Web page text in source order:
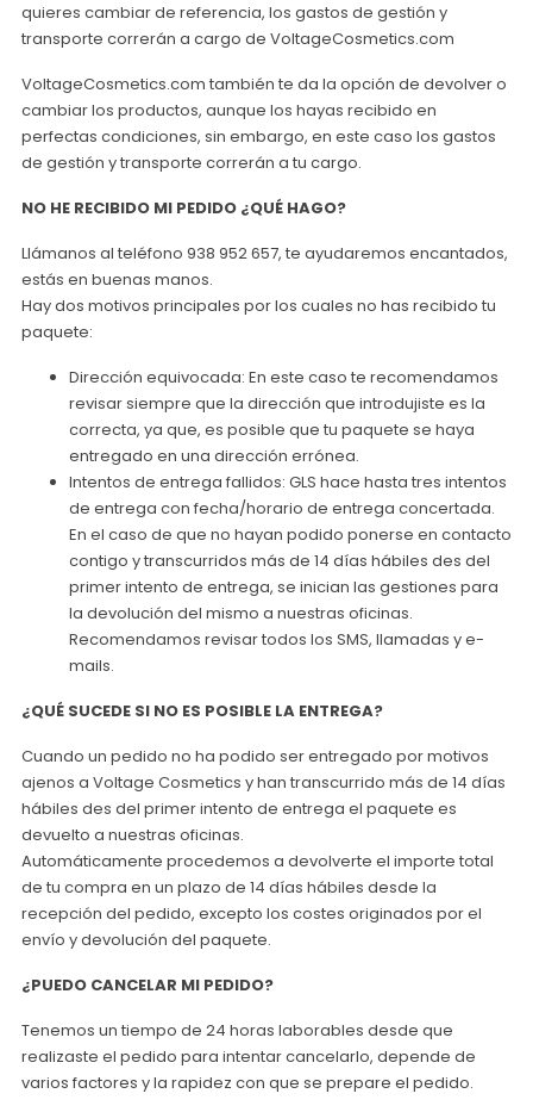
quieres cambiar de referencia, los gastos de gestión y
transporte correrán a cargo de VoltageCosmetics.com
VoltageCosmetics.com también te da la opción de devolver o
cambiar los productos, aunque los hayas recibido en
perfectas condiciones, sin embargo, en este caso los gastos
de gestión y transporte correrán a tu cargo.
NO HE RECIBIDO MI PEDIDO ¿QUÉ HAGO?
Llámanos al teléfono 938 952 657, te ayudaremos encantados,
estás en buenas manos.
Hay dos motivos principales por los cuales no has recibido tu
paquete:
Dirección equivocada: En este caso te recomendamos
revisar siempre que la dirección que introdujiste es la
correcta, ya que, es posible que tu paquete se haya
entregado en una dirección errónea.
Intentos de entrega fallidos: GLS hace hasta tres intentos
de entrega con fecha/horario de entrega concertada.
En el caso de que no hayan podido ponerse en contacto
contigo y transcurridos más de 14 días hábiles des del
primer intento de entrega, se inician las gestiones para
la devolución del mismo a nuestras oficinas.
Recomendamos revisar todos los SMS, llamadas y e-
mails.
¿QUÉ SUCEDE SI NO ES POSIBLE LA ENTREGA?
Cuando un pedido no ha podido ser entregado por motivos
ajenos a Voltage Cosmetics y han transcurrido más de 14 días
hábiles des del primer intento de entrega el paquete es
devuelto a nuestras oficinas.
Automáticamente procedemos a devolverte el importe total
de tu compra en un plazo de 14 días hábiles desde la
recepción del pedido, excepto los costes originados por el
envío y devolución del paquete.
¿PUEDO CANCELAR MI PEDIDO?
Tenemos un tiempo de 24 horas laborables desde que
realizaste el pedido para intentar cancelarlo, depende de
varios factores y la rapidez con que se prepare el pedido.